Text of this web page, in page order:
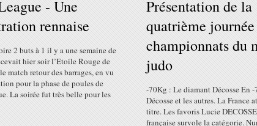
- Une
rennaise
2 buts à 1 il y a une semaine de
hier soir l’Etoile Rouge de
match retour des barrages, en vu
pour la phase de poules de
La soirée fut très belle pour les
Présentation de la
quatrième journée
championnats du
judo
-70Kg : Le diamant Décosse En
Décosse et les autres. La France
titre. Les favoris Lucie
française survole la catégorie.